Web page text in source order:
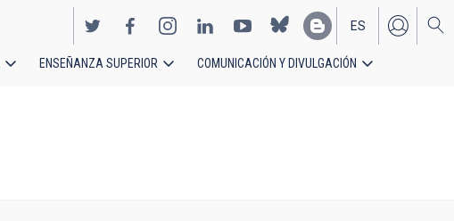
EN
ES
ENSEÑANZA SUPERIOR COMUNICACIÓN Y DIVULGACIÓN